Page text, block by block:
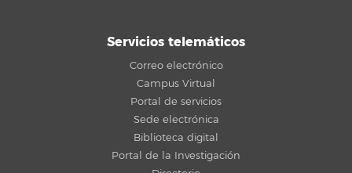
Servicios telemáticos
Correo electrónico
Campus Virtual
Portal de servicios
Sede electrónica
Biblioteca digital
Portal de la Investigación